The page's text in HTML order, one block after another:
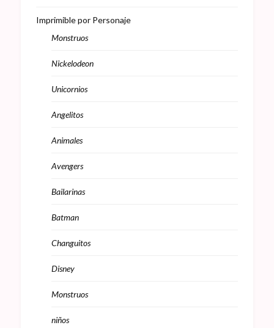
Imprimible por Personaje
Monstruos
Nickelodeon
Unicornios
Angelitos
Animales
Avengers
Bailarinas
Batman
Changuitos
Disney
Monstruos
niños